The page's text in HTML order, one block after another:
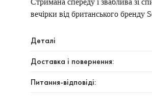
Стримана спереду і зваблива зі
вечірки від британського бренду
Деталі
Доставка і повернення:
Питання-відповіді: